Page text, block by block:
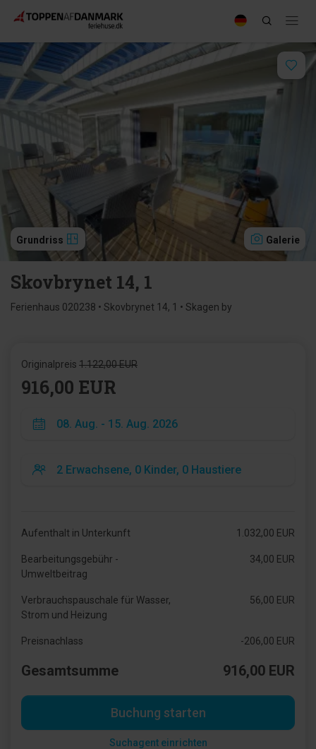
Grundriss Galerie
Skovbrynet 14, 1
Ferienhaus 020238 • Skovbrynet 14, 1 • Skagen by
Originalpreis 1.122,00 EUR
916,00 EUR
Aufenthalt in Unterkunft 1.032,00 EUR
Bearbeitungsgebühr -
Umweltbeitrag
34,00 EUR
Verbrauchspauschale für Wasser,
Strom und Heizung
56,00 EUR
Preisnachlass -206,00 EUR
Gesamtsumme 916,00 EUR
Buchung starten
Suchagent einrichten